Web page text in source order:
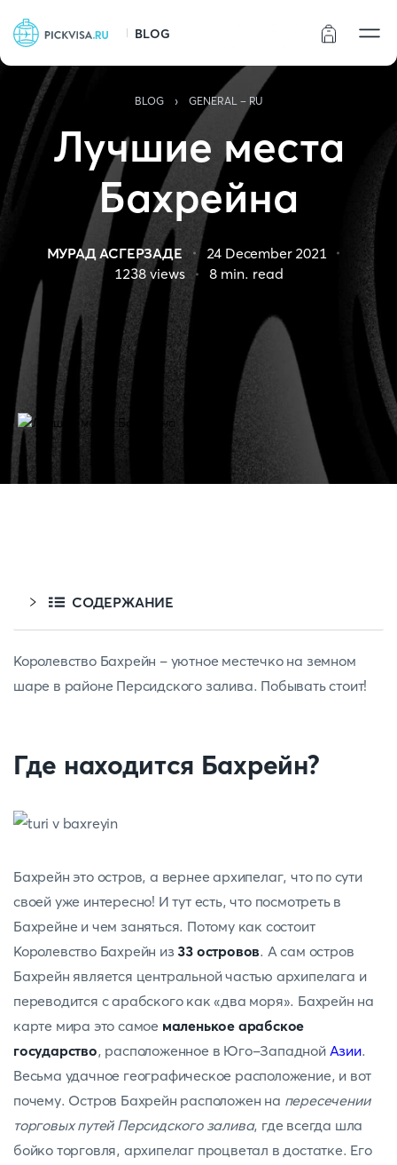
BLOG
BLOG › GENERAL - RU
Лучшие места
Бахрейна
МУРАД АСГЕРЗАДЕ
24 December 2021
1238views 8min. read
СОДЕРЖАНИЕ
Королевство Бахрейн - уютное местечко на земном
шаре в районе Персидского залива. Побывать стоит!
Где находится Бахрейн?
Бахрейн это остров, а вернее архипелаг, что по сути
своей уже интересно! И тут есть, что посмотреть в
Бахрейне и чем заняться. Потому как состоит
Королевство Бахрейн из33 островов. А сам остров
Бахрейн является центральной частью архипелага и
переводится с арабского как «два моря». Бахрейн на
карте мира это самое маленькое арабское
государство, расположенное в Юго-Западной Азии.
Весьма удачное географическое расположение, и вот
почему. Остров Бахрейн расположен на пересечении
торговых путей Персидского залива, где всегда шла
бойко торговля, архипелаг процветал в достатке. Его